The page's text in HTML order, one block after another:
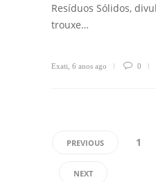
Resíduos Sólidos,
trouxe…
Exati 6 anos ago 0
PREVIOUS 1
NEXT